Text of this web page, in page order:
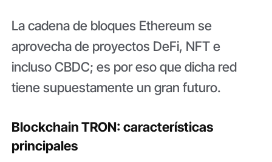
La cadena de bloques Ethereum se
aprovecha de proyectos DeFi, NFT e
incluso CBDC; es por eso que dicha red
tiene supuestamente un gran futuro.
Blockchain TRON: características
principales